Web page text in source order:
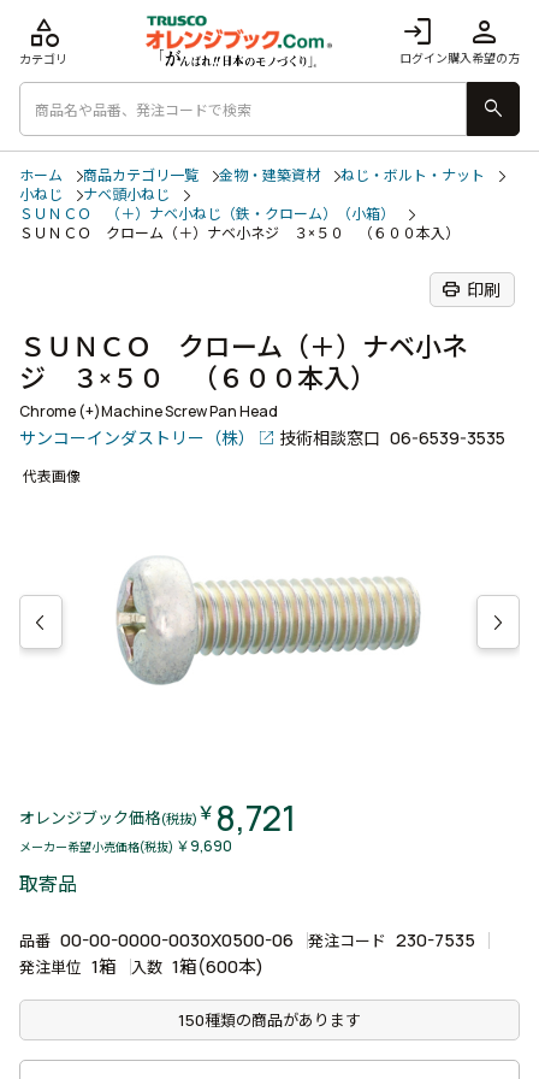
login
ログイン
person
購入希望の方
category
カテゴリ
search
ホーム 商品カテゴリ一覧 金物・建築資材
ねじ・ボルト・ナット
小ねじ
ナベ頭小ねじ
ＳＵＮＣＯ （＋）ナベ小ねじ（鉄・クローム）（小箱）
ＳＵＮＣＯ クローム（＋）ナベ小ネジ ３×５０ （６００本入）
print 印刷
ＳＵＮＣＯ クローム（＋）ナベ小ネ
ジ ３×５０ （６００本入）
Chrome (+)Machine Screw Pan Head
サンコーインダストリー（株） 技術相談窓口 06-6539-3535
代表画像
オレンジブック価格(税抜) ￥ 8,721
メーカー希望小売価格(税抜) ￥9,690
取寄品
品番 00-00-0000-0030X0500-06 発注コード 230-7535
発注単位 1箱 入数 1箱(600本)
150種類の商品があります